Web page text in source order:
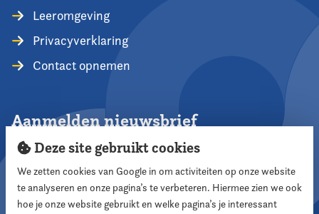
Leeromgeving
Privacyverklaring
Contact opnemen
Aanmelden nieuwsbrief
Aanmelden
Deze site gebruikt cookies
We zetten cookies van Google in om activiteiten op onze website
te analyseren en onze pagina’s te verbeteren. Hiermee zien we ook
hoe je onze website gebruikt en welke pagina’s je interessant